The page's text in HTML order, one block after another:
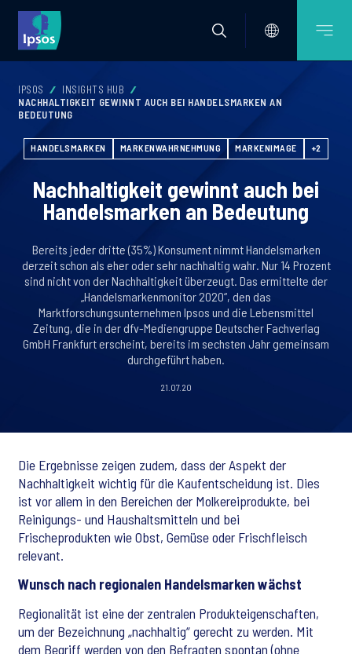
IPSOS
INSIGHTS HUB
NACHHALTIGKEIT GEWINNT AUCH BEI HANDELSMARKEN AN
BEDEUTUNG
HANDELSMARKEN MARKENWAHRNEHMUNG MARKENIMAGE +2
Nachhaltigkeit gewinnt auch bei
Handelsmarken an Bedeutung
Bereits jeder dritte (35%) Konsument nimmt Handelsmarken
derzeit schon als eher oder sehr nachhaltig wahr. Nur 14 Prozent
sind nicht von der Nachhaltigkeit überzeugt. Das ermittelte der
„Handelsmarkenmonitor 2020“, den das
Marktforschungsunternehmen Ipsos und die Lebensmittel
Zeitung, die in der dfv-Mediengruppe Deutscher Fachverlag
GmbH Frankfurt erscheint, bereits im sechsten Jahr gemeinsam
durchgeführt haben.
21.07.20
Die Ergebnisse zeigen zudem, dass der Aspekt der
Nachhaltigkeit wichtig für die Kaufentscheidung ist. Dies
ist vor allem in den Bereichen der Molkereiprodukte, bei
Reinigungs- und Haushaltsmitteln und bei
Frischeprodukten wie Obst, Gemüse oder Frischfleisch
relevant.
Wunsch nach regionalen Handelsmarken wächst
Regionalität ist eine der zentralen Produkteigenschaften,
um der Bezeichnung „nachhaltig“ gerecht zu werden. Mit
dem Begriff werden von den Befragten spontan (ohne